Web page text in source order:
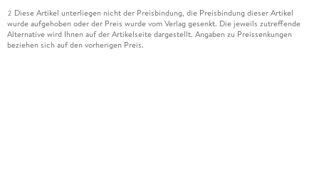
2 Diese Artikel unterliegen nicht der Preisbindung, die Preisbindung dieser Artikel
wurde aufgehoben oder der Preis wurde vom Verlag gesenkt. Die jeweils zutreffende
Alternative wird Ihnen auf der Artikelseite dargestellt. Angaben zu Preissenkungen
beziehen sich auf den vorherigen Preis.